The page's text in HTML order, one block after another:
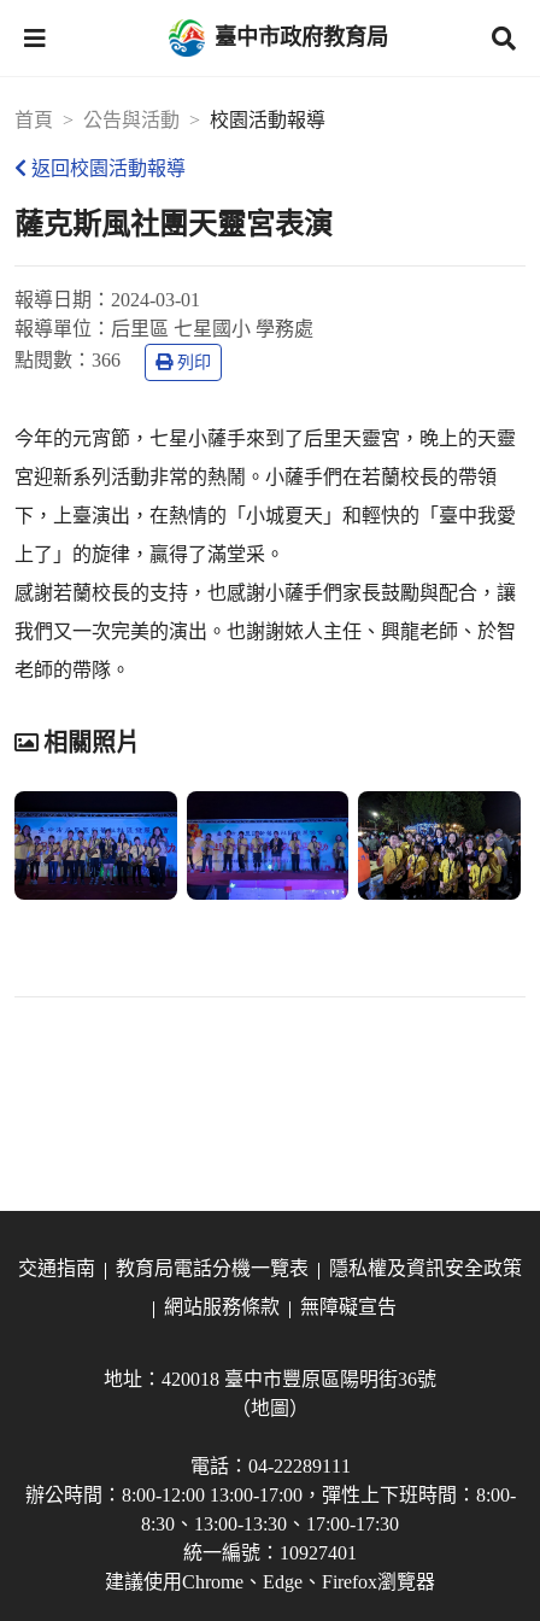
臺中市政府教育局
首頁 公告與活動 校園活動報導
返回校園活動報導
薩克斯風社團天靈宮表演
報導日期： 2024-03-01
報導單位： 后里區 七星國小 學務處
點閱數： 366 列印
今年的元宵節，七星小薩手來到了后里天靈宮，晚上的天靈
宮迎新系列活動非常的熱鬧。小薩手們在若蘭校長的帶領
下，上臺演出，在熱情的「小城夏天」和輕快的「臺中我愛
上了」的旋律，贏得了滿堂采。
感謝若蘭校長的支持，也感謝小薩手們家長鼓勵與配合，讓
我們又一次完美的演出。也謝謝㛄人主任、興龍老師、於智
老師的帶隊。
相關照片
交通指南 教育局電話分機一覽表
隱私權及資訊安全政策
網站服務條款
無障礙宣告
地址：420018 臺中市豐原區陽明街36號
（地圖）
電話：04-22289111
辦公時間：8:00-12:00 13:00-17:00，彈性上下班時間：8:00-
8:30、13:00-13:30、17:00-17:30
統一編號：10927401
建議使用Chrome、Edge、Firefox瀏覽器